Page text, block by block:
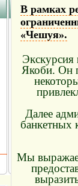
В рамках
«Чешуя».
Экскурсия
Якоби. Он
Далее
банкетных
Мы